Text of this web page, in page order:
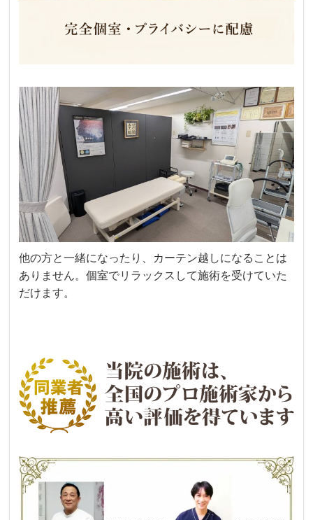
他の方と一緒になったり、カーテン越しになることは
ありません。個室でリラックスして施術を受けていた
だけます。